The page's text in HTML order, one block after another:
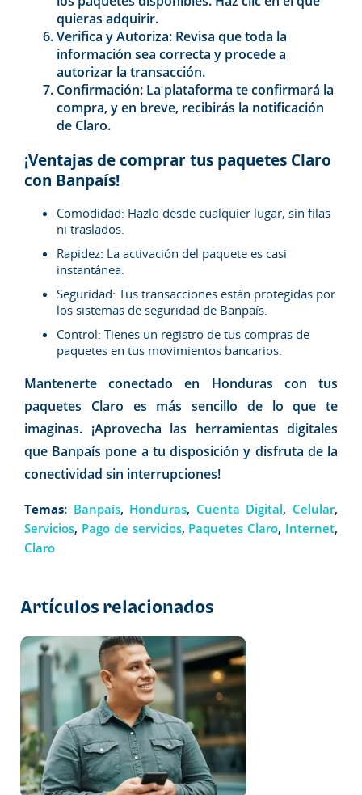
quieras adquirir.
Verifica y Autoriza: Revisa que toda la
información sea correcta y procede a
autorizar la transacción.
Confirmación: La plataforma te confirmará la
compra, y en breve, recibirás la notificación
de Claro.
¡Ventajas de comprar tus paquetes Claro
con Banpaís!
Comodidad: Hazlo desde cualquier lugar, sin filas
ni traslados.
Rapidez: La activación del paquete es casi
instantánea.
Seguridad: Tus transacciones están protegidas por
los sistemas de seguridad de Banpaís.
Control: Tienes un registro de tus compras de
paquetes en tus movimientos bancarios.
Mantenerte conectado en Honduras con tus
paquetes Claro es más sencillo de lo que te
imaginas. ¡Aprovecha las herramientas digitales
que Banpaís pone a tu disposición y disfruta de la
conectividad sin interrupciones!
Temas: Banpaís, Honduras, Cuenta Digital, Celular,
Servicios, Pago de servicios, Paquetes Claro, Internet,
Claro
Artículos relacionados